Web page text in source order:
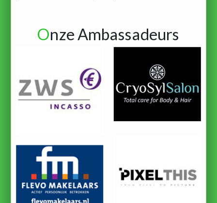
Onze Ambassadeurs